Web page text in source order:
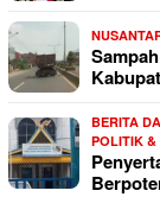
BERITA
POLITIK &